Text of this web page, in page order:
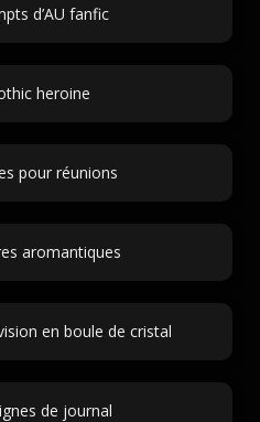
d’AU fanfic
heroine
pour réunions
aromantiques
en boule de cristal
de journal